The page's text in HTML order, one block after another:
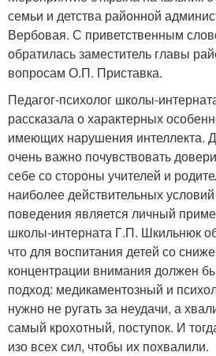
семьи и детства районной
Вербовая. С приветственным
обратилась заместитель главы
вопросам О.П. Приставка.
Педагог-психолог школы-
рассказала о характерных
имеющих нарушения интеллекта.
очень важно почувствовать
себе со стороны учителей и
наиболее действительных
поведения является личный
школы-интерната Г.П. Шкильнюк
что для воспитания детей со
концентрации внимания должен
подход: медикаментозный и
нужно не ругать за неудачи, а
самый крохотный, поступок. И
изо всех сил, чтобы их похвалили.